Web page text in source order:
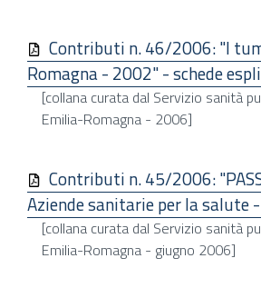
Contributi n. 46/2006: "I
Romagna - 2002" - schede
[collana curata dal Servizio sanità
Emilia-Romagna - 2006]
Contributi n. 45/2006:
Aziende sanitarie per la salute
[collana curata dal Servizio sanità
Emilia-Romagna - giugno 2006]